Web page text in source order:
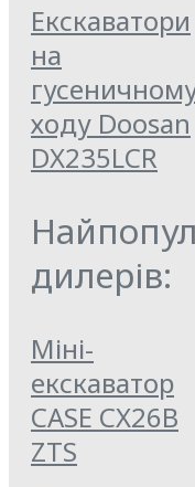
Екскаватори
на
ходу Doosan
DX235LCR
дилерів:
Міні-
екскаватор
CASE CX26B
ZTS